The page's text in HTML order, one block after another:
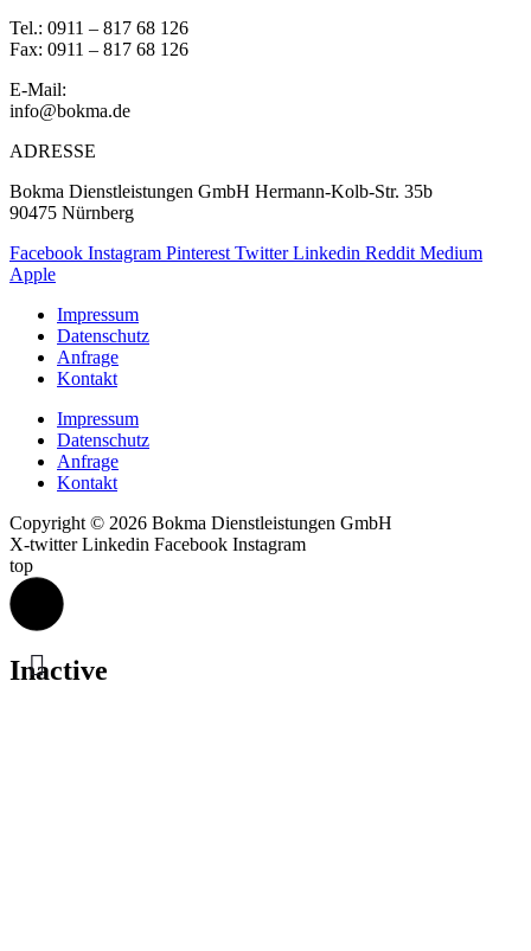
Tel.: 0911 – 817 68 126
Fax: 0911 – 817 68 126
E-Mail:
info@bokma.de
ADRESSE
Bokma Dienstleistungen GmbH Hermann-Kolb-Str. 35b
90475 Nürnberg
Facebook Instagram Pinterest Twitter Linkedin Reddit Medium
Apple
Impressum
Datenschutz
Anfrage
Kontakt
Impressum
Datenschutz
Anfrage
Kontakt
Copyright © 2026 Bokma Dienstleistungen GmbH
X-twitter Linkedin Facebook Instagram
top
Inactive